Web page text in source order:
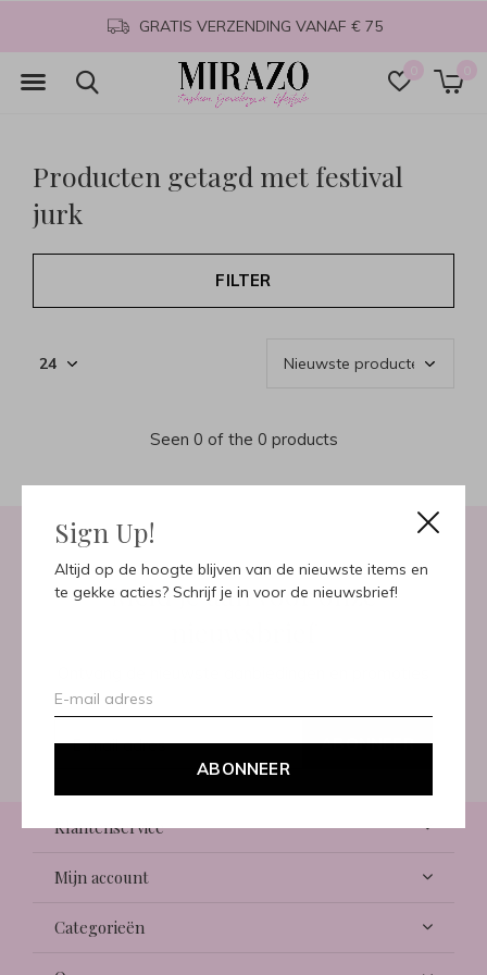
Sign Up!
Altijd op de hoogte blijven van de nieuwste items en
te gekke acties? Schrijf je in voor de nieuwsbrief!
ABONNEER
0 0
GRATIS VERZENDING VANAF € 75
Producten getagd met festival
jurk
FILTER
Seen 0 of the 0 products
Meld je aan voor onze
ABONNEER
Klantenservice
Mijn account
Categorieën